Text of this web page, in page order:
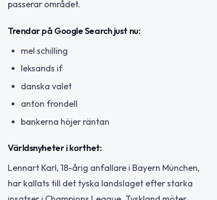
passerar området.
Trendar på Google Search just nu:
mel schilling
leksands if
danska valet
anton frondell
bankerna höjer räntan
Världsnyheter i korthet:
Lennart Karl, 18-årig anfallare i Bayern München,
har kallats till det tyska landslaget efter starka